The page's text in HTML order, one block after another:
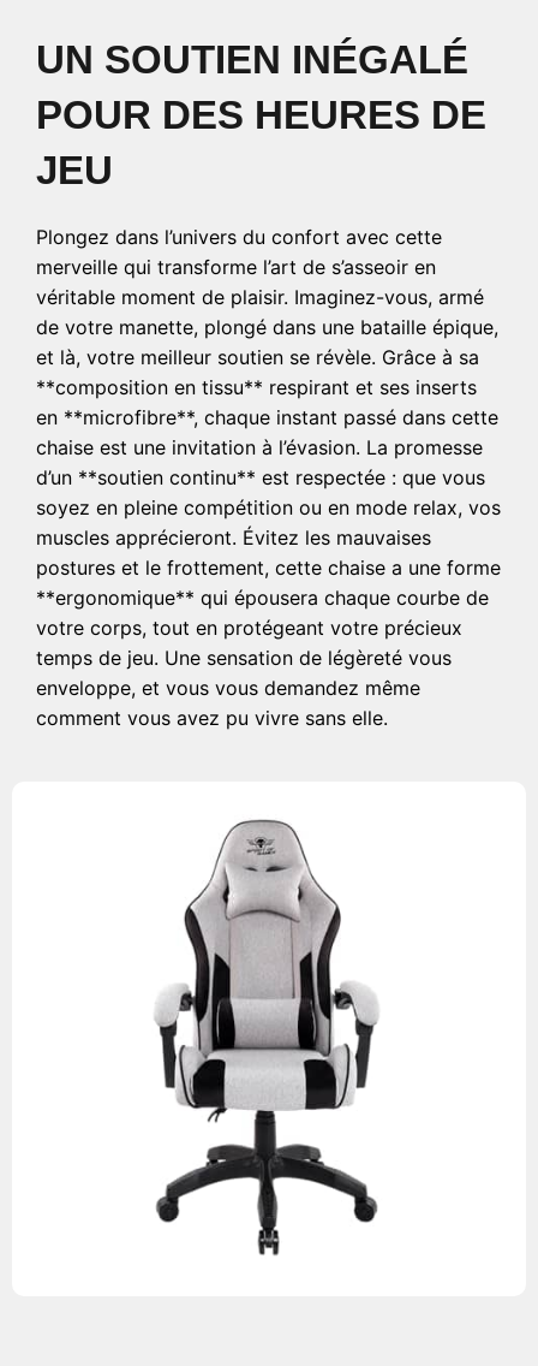
UN SOUTIEN INÉGALÉ
POUR DES HEURES DE
JEU
Plongez dans l’univers du confort avec cette
merveille qui transforme l’art de s’asseoir en
véritable moment de plaisir. Imaginez-vous, armé
de votre manette, plongé dans une bataille épique,
et là, votre meilleur soutien se révèle. Grâce à sa
**composition en tissu** respirant et ses inserts
en **microfibre**, chaque instant passé dans cette
chaise est une invitation à l’évasion. La promesse
d’un **soutien continu** est respectée : que vous
soyez en pleine compétition ou en mode relax, vos
muscles apprécieront. Évitez les mauvaises
postures et le frottement, cette chaise a une forme
**ergonomique** qui épousera chaque courbe de
votre corps, tout en protégeant votre précieux
temps de jeu. Une sensation de légèreté vous
enveloppe, et vous vous demandez même
comment vous avez pu vivre sans elle.